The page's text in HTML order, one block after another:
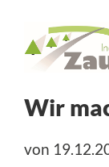
Inhalt
springen
Wir
von